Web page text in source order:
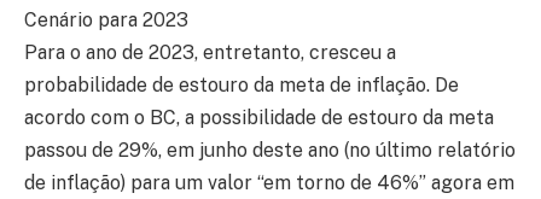
Cenário para 2023
Para o ano de 2023, entretanto, cresceu a
probabilidade de estouro da meta de inflação. De
acordo com o BC, a possibilidade de estouro da meta
passou de 29%, em junho deste ano (no último relatório
de inflação) para um valor “em torno de 46%” agora em